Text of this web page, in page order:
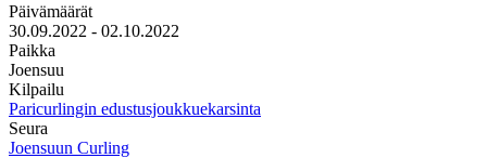
Päivämäärät
30.09.2022 - 02.10.2022
Paikka
Joensuu
Kilpailu
Paricurlingin edustusjoukkuekarsinta
Seura
Joensuun Curling